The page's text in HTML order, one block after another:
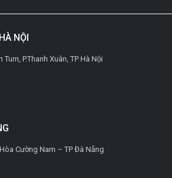
NỘI
P.Thanh Xuân, TP Hà Nội
Cường Nam – TP Đà Nẵng